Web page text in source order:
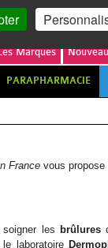
MON COMPTE
Marques
PARAPHARMACIE
Francevous
les brûlures
laboratoire